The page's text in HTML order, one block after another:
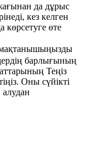
да дұрыс
кез келген
көрсетуге өте
мақтанышыңызды
барлығының
Теңіз
Оны сүйікті